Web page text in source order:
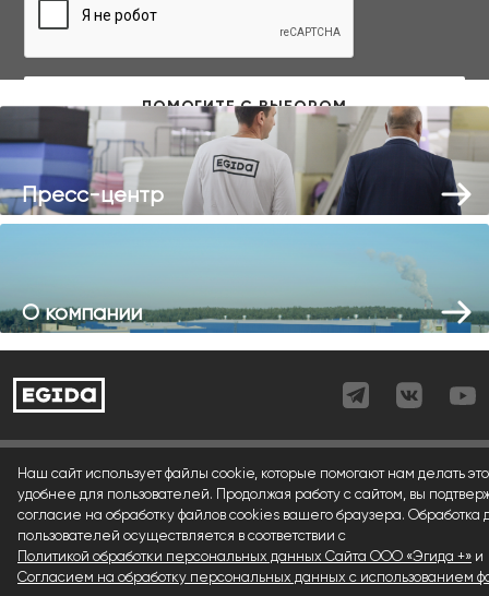
Заполняя данную форму вы даете свое согласие на обработку
персональных данных
Пресс-центр
О компании
Политика конфиденциальности
Согласие (cookies)
Согласие (форма)
Согласие (регистрация)
Наш сайт использует файлы cookie, которые помогают нам делать
удобнее для пользователей. Продолжая работу с сайтом, вы
согласие на обработку файлов cookies вашего браузера. Обработка
пользователей осуществляется в соответствии с
Политикой обработки персональных данных Сайта ООО «Эгида +» и
Согласием на обработку персональных данных с использованием